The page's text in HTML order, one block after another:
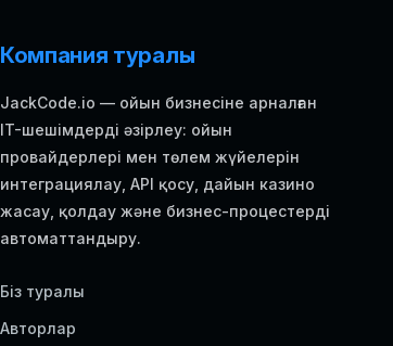
Компания туралы
JackCode.io — ойын бизнесіне арналған
IT-шешімдерді әзірлеу: ойын
провайдерлері мен төлем жүйелерін
интеграциялау, API қосу, дайын казино
жасау, қолдау және бизнес-процестерді
автоматтандыру.
Біз туралы
Авторлар